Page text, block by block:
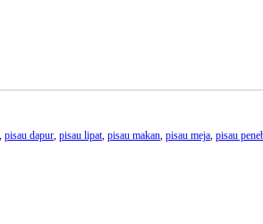
pisau dapur pisau lipat pisau makan pisau meja pisau